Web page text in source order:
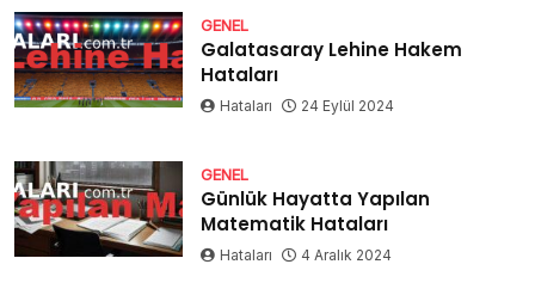
GENEL
Galatasaray Lehine Hakem
Hataları
Hataları 24 Eylül 2024
GENEL
Günlük Hayatta Yapılan
Matematik Hataları
Hataları 4 Aralık 2024